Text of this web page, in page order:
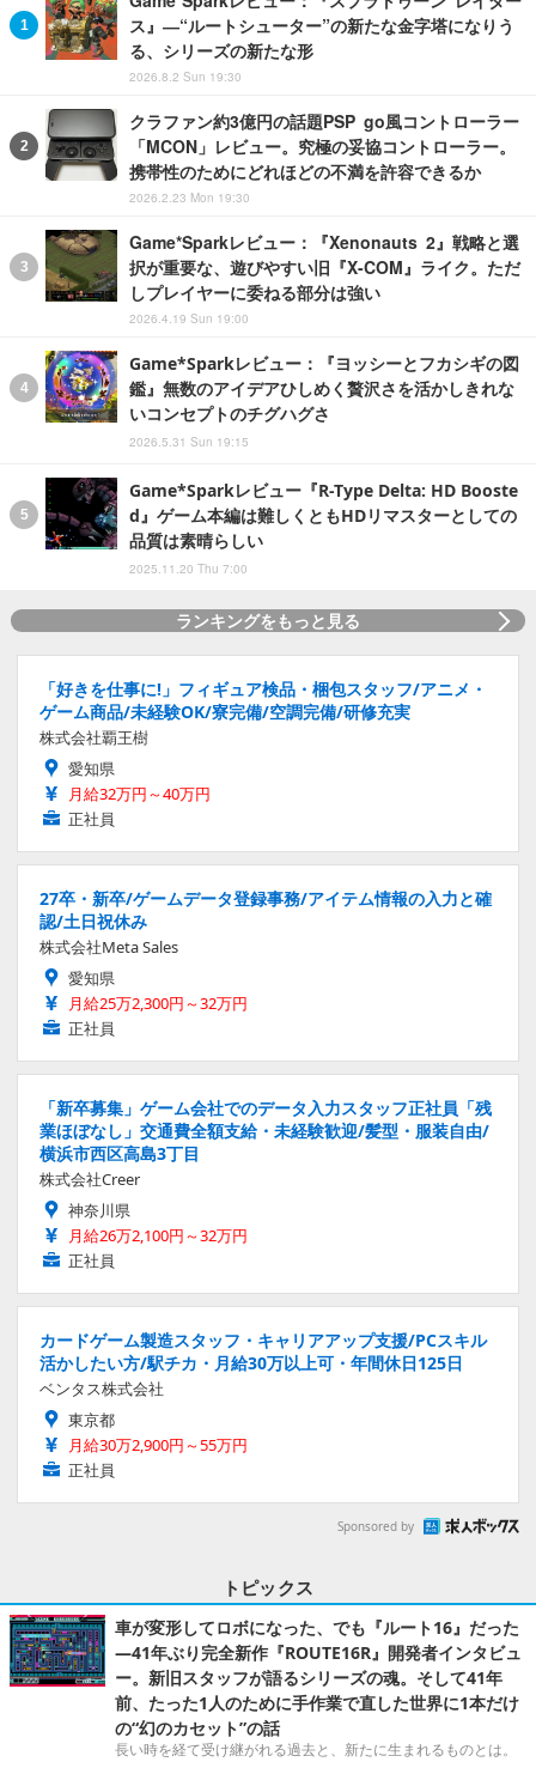
ス』―“ルートシューター”の新たな金字塔になりう
る、シリーズの新たな形
2026.8.2 Sun 19:30
クラファン約3億円の話題PSP go風コントローラー
「MCON」レビュー。究極の妥協コントローラー。
携帯性のためにどれほどの不満を許容できるか
2026.2.23 Mon 19:30
Game*Sparkレビュー：『Xenonauts 2』戦略と選
択が重要な、遊びやすい旧『X-COM』ライク。ただ
しプレイヤーに委ねる部分は強い
2026.4.19 Sun 19:00
Game*Sparkレビュー：『ヨッシーとフカシギの図
鑑』無数のアイデアひしめく贅沢さを活かしきれな
いコンセプトのチグハグさ
2026.5.31 Sun 19:15
Game*Sparkレビュー『R-Type Delta: HD Booste
d』ゲーム本編は難しくともHDリマスターとしての
品質は素晴らしい
2025.11.20 Thu 7:00
ランキングをもっと見る
「好きを仕事に!」フィギュア検品・梱包スタッフ/アニメ・
ゲーム商品/未経験OK/寮完備/空調完備/研修充実
株式会社覇王樹
愛知県
月給32万円～40万円
正社員
27卒・新卒/ゲームデータ登録事務/アイテム情報の入力と確
認/土日祝休み
株式会社Meta Sales
愛知県
月給25万2,300円～32万円
正社員
「新卒募集」ゲーム会社でのデータ入力スタッフ正社員「残
業ほぼなし」交通費全額支給・未経験歓迎/髪型・服装自由/
横浜市西区高島3丁目
株式会社Creer
神奈川県
月給26万2,100円～32万円
正社員
カードゲーム製造スタッフ・キャリアアップ支援/PCスキル
活かしたい方/駅チカ・月給30万以上可・年間休日125日
ベンタス株式会社
東京都
月給30万2,900円～55万円
正社員
Sponsored by
トピックス
車が変形してロボになった、でも『ルート16』だった
―41年ぶり完全新作『ROUTE16R』開発者インタビュ
ー。新旧スタッフが語るシリーズの魂。そして41年
前、たった1人のために手作業で直した世界に1本だけ
の“幻のカセット”の話
長い時を経て受け継がれる過去と、新たに生まれるものとは。